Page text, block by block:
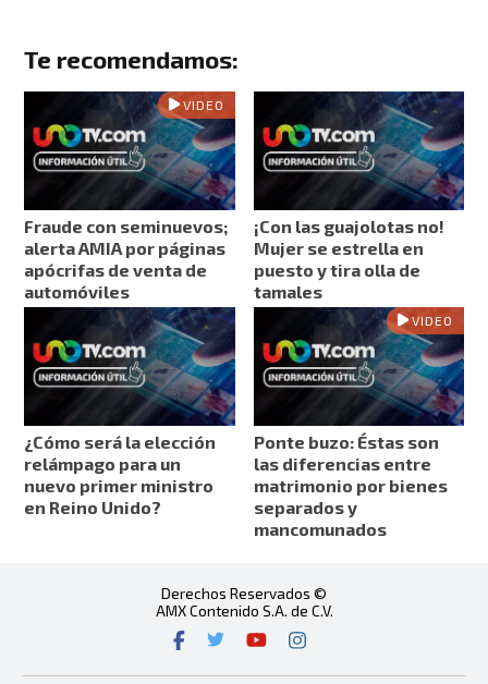
Te recomendamos:
VIDEO
Fraude con seminuevos;
alerta AMIA por páginas
apócrifas de venta de
automóviles
¡Con las guajolotas no!
Mujer se estrella en
puesto y tira olla de
tamales
¿Cómo será la elección
relámpago para un
nuevo primer ministro
en Reino Unido?
VIDEO
Ponte buzo: Éstas son
las diferencias entre
matrimonio por bienes
separados y
mancomunados
Derechos Reservados ©
AMX Contenido S.A. de C.V.